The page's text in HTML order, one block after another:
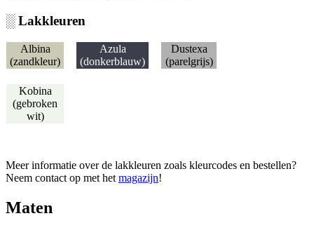
░ Lakkleuren
Albina
(zandkleur)
Azula
(donkerblauw)
Dustexa
(parelgrijs)
Kobina
(gebroken
wit)
Meer informatie over de lakkleuren zoals kleurcodes en bestellen?
Neem contact op met het magazijn!
Maten